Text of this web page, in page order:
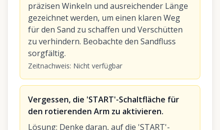
präzisen Winkeln und ausreichender Länge
gezeichnet werden, um einen klaren Weg
für den Sand zu schaffen und Verschütten
zu verhindern. Beobachte den Sandfluss
sorgfältig.
Zeitnachweis: Nicht verfügbar
Vergessen, die 'START'-Schaltfläche für
den rotierenden Arm zu aktivieren.
Lösung: Denke daran, auf die 'START'-